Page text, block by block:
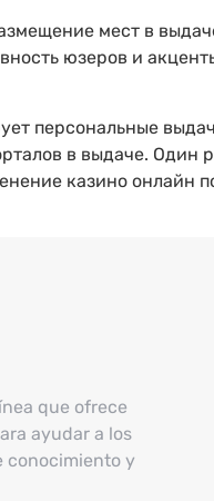
мест в
юзеров и
персональные
в выдаче.
казино онлайн
que ofrece
ayudar a los
conocimiento y